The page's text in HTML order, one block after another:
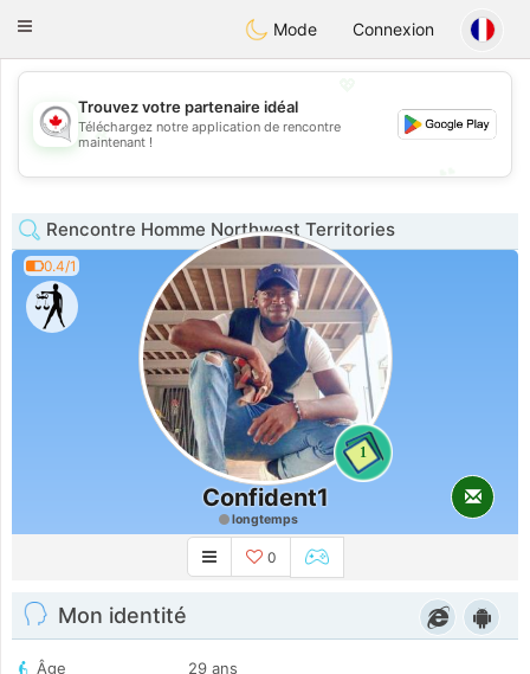
CANADIAN chat
Toggle
Mode Connexion
💖
💕
Trouvez votre partenaire idéal
Téléchargez notre application de rencontre
maintenant !
Rencontre Homme Northwest Territories
0.4/1
1
Confident1
longtemps
0
Mon identité
Âge
29 ans